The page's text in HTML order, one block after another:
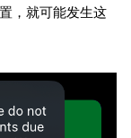
，就可能发生这